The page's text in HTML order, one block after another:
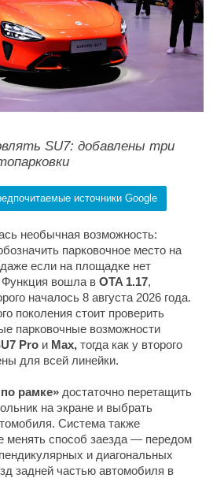
SU7: добавлены три
источники Google
необычная возможность:
парковочное место на
если на площадке нет
вошла в OTA 1.17,
началось 8 августа 2026 года.
поколения стоит проверить
парковочные возможности
Pro и Max, тогда как у второго
для всей линейки.
рамке» достаточно перетащить
на экране и выбрать
Система также
менять способ заезда — передом
и диагональных
задней частью автомобиля в